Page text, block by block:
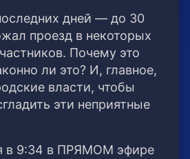
дней — до 30
проезд в некоторых
Почему это
ли это? И, главное,
власти, чтобы
эти неприятные
в 9:34 в ПРЯМОМ эфире